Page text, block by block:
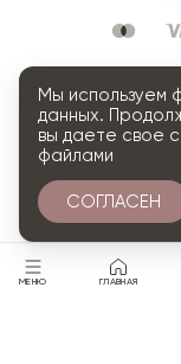
МЕНЮ ГЛАВНАЯ
Мы используем
данных.
вы даете свое
файлами
СОГЛАСЕН